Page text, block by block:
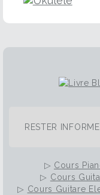
RESTER
▷ Cours
▷ Cours
▷ Cours Guitare